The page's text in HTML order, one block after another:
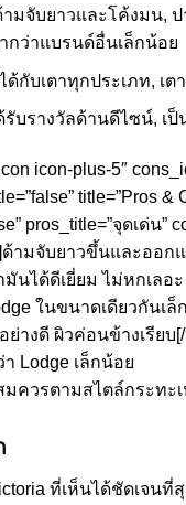
ามจับยาวและโค้งมน,
กว่าแบรนด์อื่นเล็กน้อย
ด้กับเตาทุกประเภท, เ
รับรางวัลด้านดีไซน์, เ
icon-plus-5″
title=”Pros &
pros_title=”จุดเด่น”
ด้ามจับยาวขึ้นและออก
นได้ดีเยี่ยม ไม่หกเลอะ
ในขนาดเดียวกันเล็
ย่างดี ผิวค่อนข้างเรียบ
Lodge เล็กน้อย
ควรตามสไตล์กระทะเ
ที่เห็นได้ชัดเจนที่